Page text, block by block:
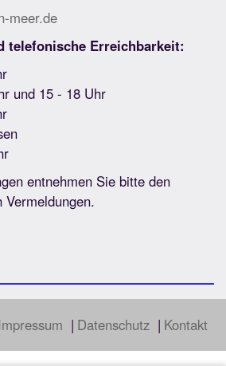
meer.de
telefonische Erreichbarkeit:
15 - 18 Uhr
entnehmen Sie bitte den
Vermeldungen.
Datenschutz Kontakt